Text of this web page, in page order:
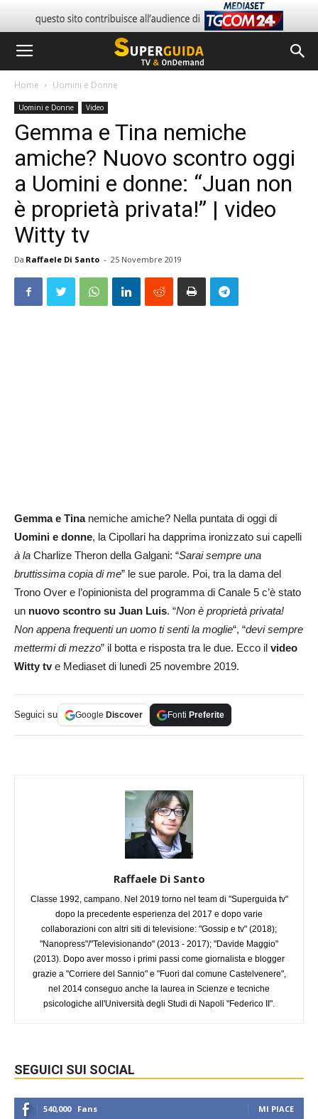
Home Uomini e Donne
Uomini e Donne Video
Gemma e Tina nemiche
amiche? Nuovo scontro oggi
a Uomini e donne: “Juan non
è proprietà privata!” | video
Witty tv
Da Raffaele Di Santo - 25 Novembre 2019
Gemma e Tinanemiche amiche? Nella puntata di oggi di
Uomini e donne, la Cipollari ha dapprima ironizzato sui capelli
à la Charlize Theron della Galgani: “Sarai sempre una
bruttissima copia di me” le sue parole. Poi, tra la dama del
Trono Over e l’opinionista del programma di Canale 5 c’è stato
un nuovo scontro su Juan Luis. “Non è proprietà privata!
Non appena frequenti un uomo ti senti la moglie“, “devi sempre
mettermi di mezzo” il botta e risposta tra le due. Ecco il video
Witty tve Mediaset di lunedì 25 novembre 2019.
Seguici su Google Discover Fonti Preferite
Raffaele Di Santo
Classe 1992, campano. Nel 2019 torno nel team di "Superguida tv"
dopo la precedente esperienza del 2017 e dopo varie
collaborazioni con altri siti di televisione: "Gossip e tv" (2018);
"Nanopress"/"Televisionando" (2013 - 2017); "Davide Maggio"
(2013). Dopo aver mosso i primi passi come giornalista e blogger
grazie a "Corriere del Sannio" e "Fuori dal comune Castelvenere",
nel 2014 conseguo anche la laurea in Scienze e tecniche
psicologiche all'Università degli Studi di Napoli "Federico II".
SEGUICI SUI SOCIAL
540,000 Fans MI PIACE